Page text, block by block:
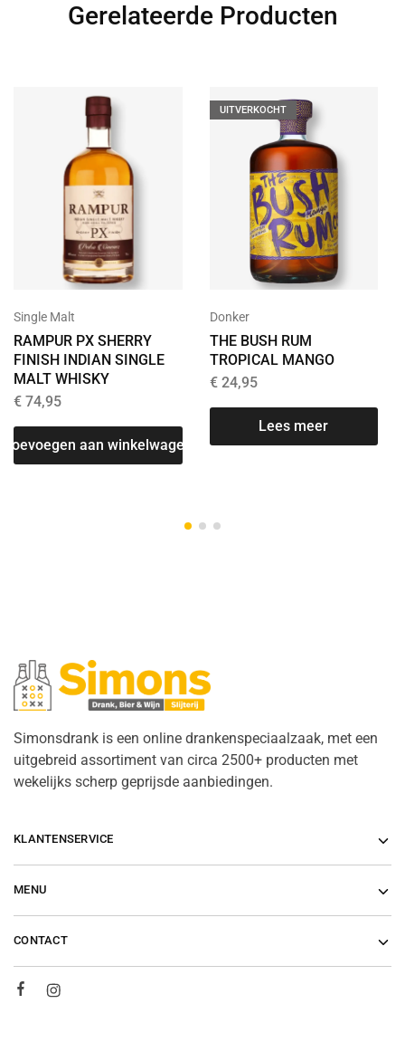
Gerelateerde Producten
Single Malt
RAMPUR PX SHERRY
FINISH INDIAN SINGLE
MALT WHISKY
€ 74,95
Toevoegen aan winkelwagen
UITVERKOCHT
Donker
THE BUSH RUM
TROPICAL MANGO
€24,95
Lees meer
Simonsdrank is een online drankenspeciaalzaak, met een
uitgebreid assortiment van circa 2500+ producten met
wekelijks scherp geprijsde aanbiedingen.
KLANTENSERVICE
MENU
CONTACT